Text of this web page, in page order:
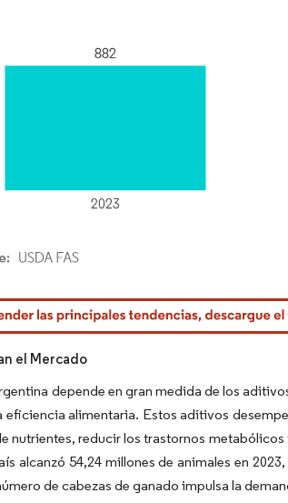
El uso requiere atribución según CC BY 4.0.
el Mercado
depende en gran medida de los
eficiencia alimentaria. Estos aditivos
nutrientes, reducir los trastornos
alcanzó 54,24 millones de animales en
de cabezas de ganado impulsa la